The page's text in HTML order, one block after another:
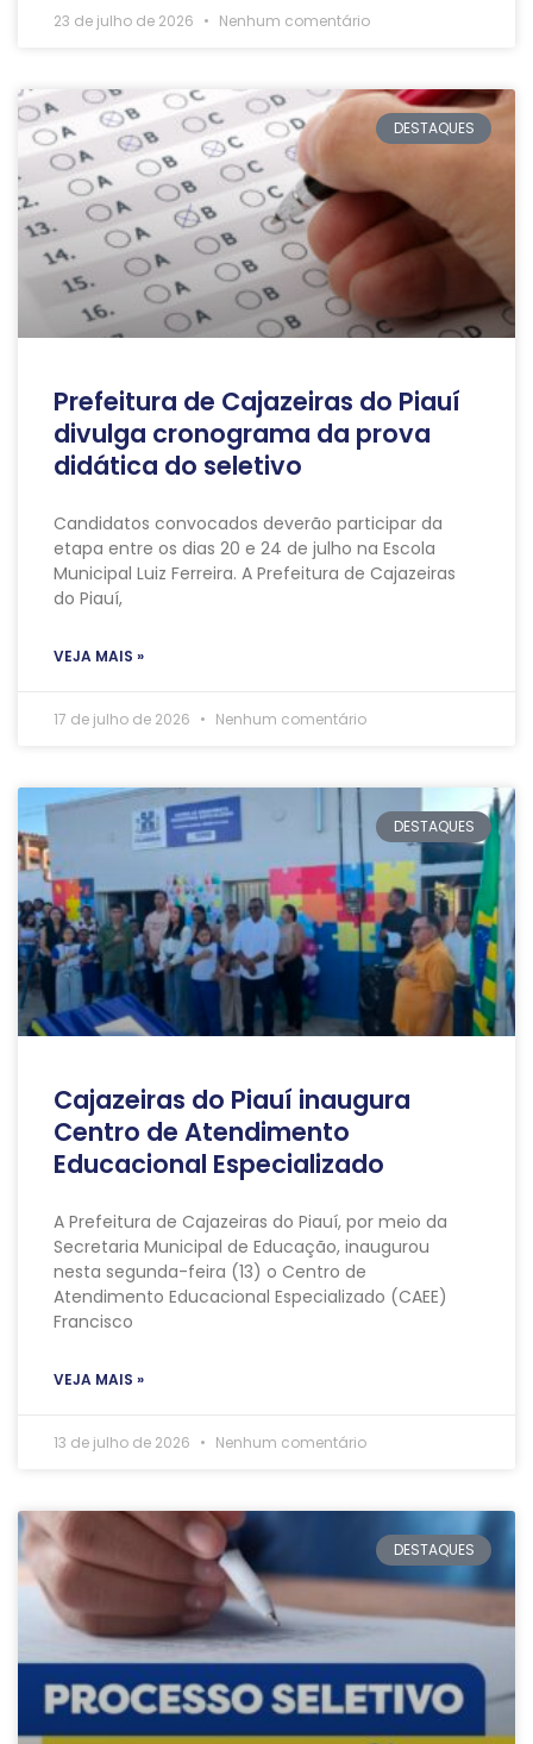
23 de julho de 2026 Nenhum comentário
DESTAQUES
Prefeitura de Cajazeiras do Piauí
divulga cronograma da prova
didática do seletivo
Candidatos convocados deverão participar da
etapa entre os dias 20 e 24 de julho na Escola
Municipal Luiz Ferreira. A Prefeitura de Cajazeiras
do Piauí,
VEJA MAIS »
17 de julho de 2026 Nenhum comentário
DESTAQUES
Cajazeiras do Piauí inaugura
Centro de Atendimento
Educacional Especializado
A Prefeitura de Cajazeiras do Piauí, por meio da
Secretaria Municipal de Educação, inaugurou
nesta segunda-feira (13) o Centro de
Atendimento Educacional Especializado (CAEE)
Francisco
VEJA MAIS »
13 de julho de 2026 Nenhum comentário
DESTAQUES